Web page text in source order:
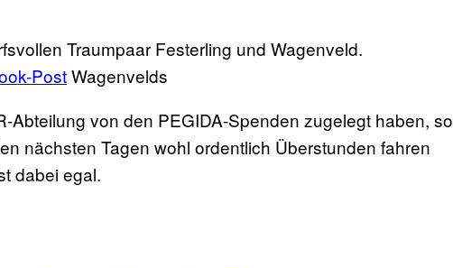
Traumpaar Festerling und Wagenveld.
PostWagenvelds
Abteilung von den PEGIDA-Spenden zugelegt haben, so
nächsten Tagen wohl ordentlich Überstunden fahren
dabei egal.